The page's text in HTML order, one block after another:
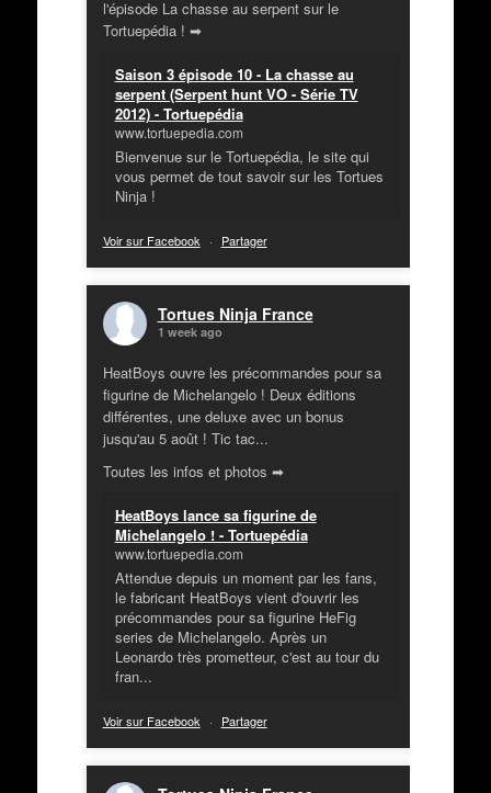
l'épisode La chasse au serpent sur le
Tortuepédia ! ➡
Saison 3 épisode 10 - La chasse au
serpent (Serpent hunt VO - Série TV
2012) - Tortuepédia
www.tortuepedia.com
Bienvenue sur le Tortuepédia, le site qui
vous permet de tout savoir sur les Tortues
Ninja !
Voir sur Facebook · Partager
Tortues Ninja France
1 week ago
HeatBoys ouvre les précommandes pour sa
figurine de Michelangelo ! Deux éditions
différentes, une deluxe avec un bonus
jusqu'au 5 août ! Tic tac...
Toutes les infos et photos ➡
HeatBoys lance sa figurine de
Michelangelo ! - Tortuepédia
www.tortuepedia.com
Attendue depuis un moment par les fans,
le fabricant HeatBoys vient d'ouvrir les
précommandes pour sa figurine HeFig
series de Michelangelo. Après un
Leonardo très prometteur, c'est au tour du
fran...
Voir sur Facebook · Partager